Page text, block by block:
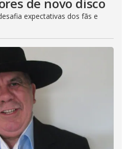
de novo disco
expectativas dos fãs e